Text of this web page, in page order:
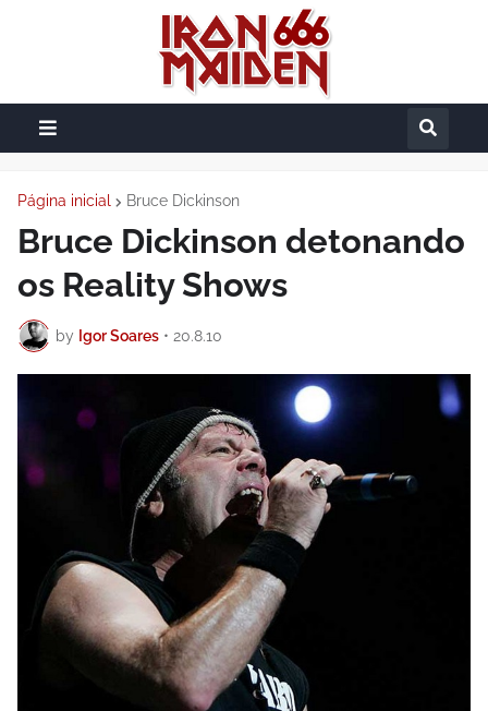
Página inicial Bruce Dickinson
Bruce Dickinson detonando
os Reality Shows
by Igor Soares • 20.8.10